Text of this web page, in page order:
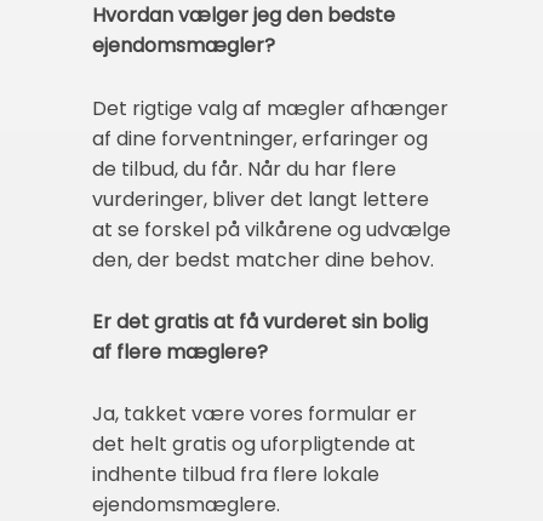
Hvordan vælger jeg den bedste
ejendomsmægler?
Det rigtige valg af mægler afhænger
af dine forventninger, erfaringer og
de tilbud, du får. Når du har flere
vurderinger, bliver det langt lettere
at se forskel på vilkårene og udvælge
den, der bedst matcher dine behov.
Er det gratis at få vurderet sin bolig
af flere mæglere?
Ja, takket være vores formular er
det helt gratis og uforpligtende at
indhente tilbud fra flere lokale
ejendomsmæglere.